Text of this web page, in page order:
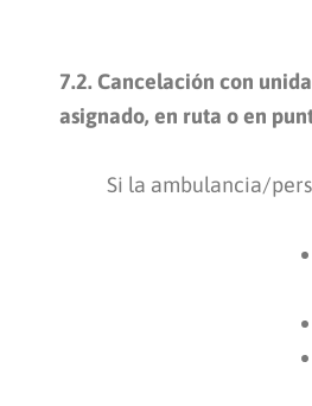
7.2. Cancelación con
asignado, en ruta o en
Si la ambulancia/